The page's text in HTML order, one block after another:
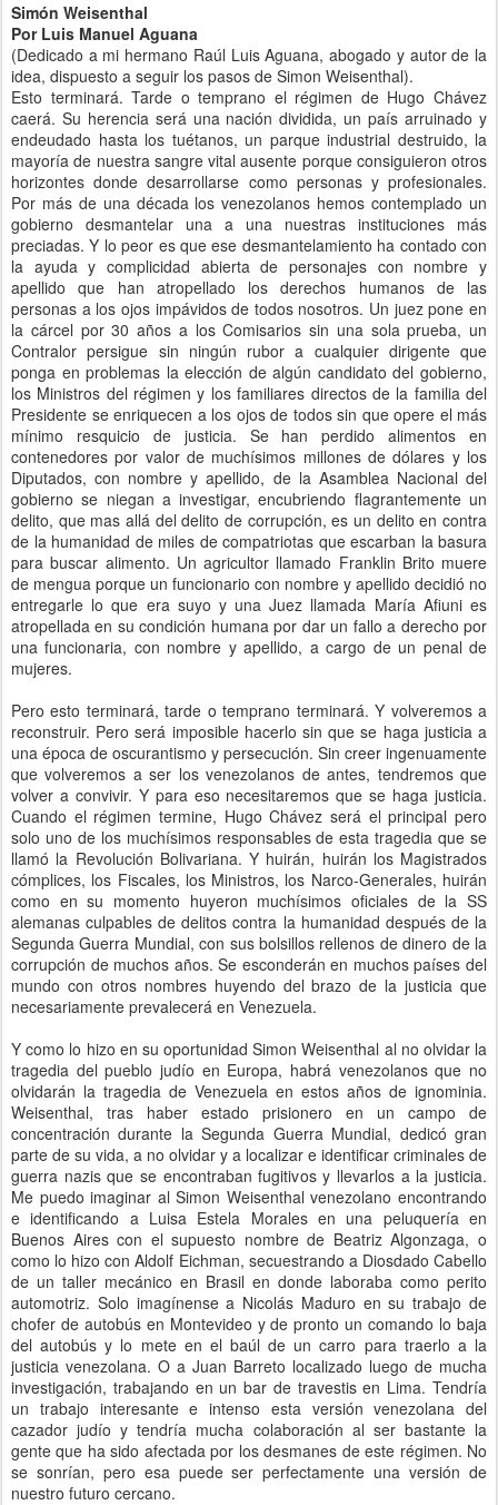
Simón Weisenthal
Por Luis Manuel Aguana
(Dedicado a mi hermano Raúl Luis Aguana, abogado y autor de la
idea, dispuesto a seguir los pasos de Simon Weisenthal).
Esto terminará. Tarde o temprano el régimen de Hugo Chávez
caerá. Su herencia será una nación dividida, un país arruinado y
endeudado hasta los tuétanos, un parque industrial destruido, la
mayoría de nuestra sangre vital ausente porque consiguieron otros
horizontes donde desarrollarse como personas y profesionales.
Por más de una década los venezolanos hemos contemplado un
gobierno desmantelar una a una nuestras instituciones más
preciadas. Y lo peor es que ese desmantelamiento ha contado con
la ayuda y complicidad abierta de personajes con nombre y
apellido que han atropellado los derechos humanos de las
personas a los ojos impávidos de todos nosotros. Un juez pone en
la cárcel por 30 años a los Comisarios sin una sola prueba, un
Contralor persigue sin ningún rubor a cualquier dirigente que
ponga en problemas la elección de algún candidato del gobierno,
los Ministros del régimen y los familiares directos de la familia del
Presidente se enriquecen a los ojos de todos sin que opere el más
mínimo resquicio de justicia. Se han perdido alimentos en
contenedores por valor de muchísimos millones de dólares y los
Diputados, con nombre y apellido, de la Asamblea Nacional del
gobierno se niegan a investigar, encubriendo flagrantemente un
delito, que mas allá del delito de corrupción, es un delito en contra
de la humanidad de miles de compatriotas que escarban la basura
para buscar alimento. Un agricultor llamado Franklin Brito muere
de mengua porque un funcionario con nombre y apellido decidió no
entregarle lo que era suyo y una Juez llamada María Afiuni es
atropellada en su condición humana por dar un fallo a derecho por
una funcionaria, con nombre y apellido, a cargo de un penal de
mujeres.
Pero esto terminará, tarde o temprano terminará. Y volveremos a
reconstruir. Pero será imposible hacerlo sin que se haga justicia a
una época de oscurantismo y persecución. Sin creer ingenuamente
que volveremos a ser los venezolanos de antes, tendremos que
volver a convivir. Y para eso necesitaremos que se haga justicia.
Cuando el régimen termine, Hugo Chávez será el principal pero
solo uno de los muchísimos responsables de esta tragedia que se
llamó la Revolución Bolivariana. Y huirán, huirán los Magistrados
cómplices, los Fiscales, los Ministros, los Narco-Generales, huirán
como en su momento huyeron muchísimos oficiales de la SS
alemanas culpables de delitos contra la humanidad después de la
Segunda Guerra Mundial, con sus bolsillos rellenos de dinero de la
corrupción de muchos años. Se esconderán en muchos países del
mundo con otros nombres huyendo del brazo de la justicia que
necesariamente prevalecerá en Venezuela.
Y como lo hizo en su oportunidad Simon Weisenthal al no olvidar la
tragedia del pueblo judío en Europa, habrá venezolanos que no
olvidarán la tragedia de Venezuela en estos años de ignominia.
Weisenthal, tras haber estado prisionero en un campo de
concentración durante la Segunda Guerra Mundial, dedicó gran
parte de su vida, a no olvidar y a localizar e identificar criminales de
guerra nazis que se encontraban fugitivos y llevarlos a la justicia.
Me puedo imaginar al Simon Weisenthal venezolano encontrando
e identificando a Luisa Estela Morales en una peluquería en
Buenos Aires con el supuesto nombre de Beatriz Algonzaga, o
como lo hizo con Aldolf Eichman, secuestrando a Diosdado Cabello
de un taller mecánico en Brasil en donde laboraba como perito
automotriz. Solo imagínense a Nicolás Maduro en su trabajo de
chofer de autobús en Montevideo y de pronto un comando lo baja
del autobús y lo mete en el baúl de un carro para traerlo a la
justicia venezolana. O a Juan Barreto localizado luego de mucha
investigación, trabajando en un bar de travestis en Lima. Tendría
un trabajo interesante e intenso esta versión venezolana del
cazador judío y tendría mucha colaboración al ser bastante la
gente que ha sido afectada por los desmanes de este régimen. No
se sonrían, pero esa puede ser perfectamente una versión de
nuestro futuro cercano.